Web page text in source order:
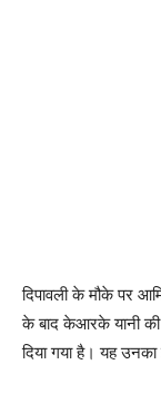
दिपावली के मौके पर
के बाद केआरके यानी
दिया गया है। यह